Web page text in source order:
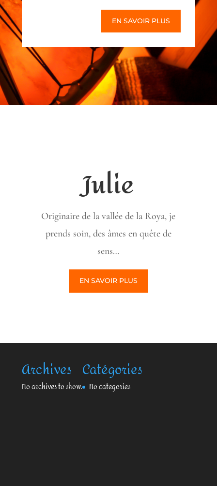
EN SAVOIR PLUS
Julie
Originaire de la vallée de la Roya, je
prends soin, des âmes en quête de
sens…
EN SAVOIR PLUS
Archives
No archives to show.
Catégories
No categories